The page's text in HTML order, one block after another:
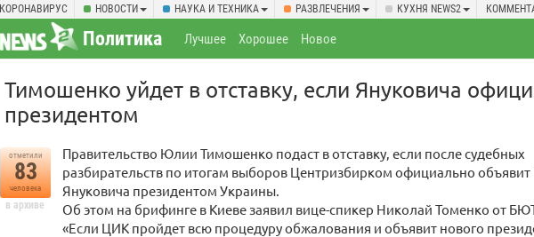
КОРОНАВИРУС НОВОСТИ НАУКА И ТЕХНИКА РАЗВЛЕЧЕНИЯ КУХНЯ NEWS2
Политика Лучшее Хорошее Новое
Тимошенко уйдет в отставку, если Януковича
президентом
отметили
83
человека
в архиве
Правительство Юлии Тимошенко подаст в отставку, если после судебных
разбирательств по итогам выборов Центризбирком официально объявит
Януковича президентом Украины.
Об этом на брифинге в Киеве заявил вице-спикер Николай Томенко от
«Если ЦИК пройдет всю процедуру обжалования и объявит нового